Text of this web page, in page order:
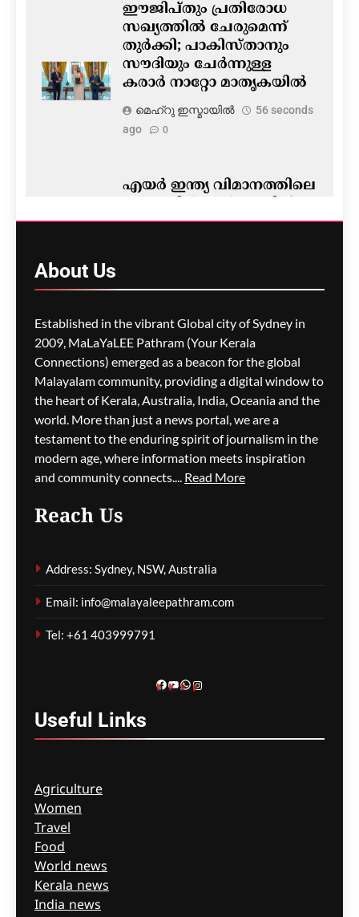
ഈജിപ്തും പ്രതിരോധ
സഖ്യത്തിൽ ചേരുമെന്ന്
തുർക്കി; പാകിസ്താനും
സൗദിയും ചേർന്നുള്ള
കരാർ നാറ്റോ മാതൃകയിൽ
മെഹ്റു ഇസ്മായില്‍
56 seconds
ago
0
എയർ ഇന്ത്യ വിമാനത്തിലെ
പരാജയമോ?
മെഹ്റു ഇസ്മായില്‍
4 minutes
ലോക അണ്ടർ-20
അത്ലറ്റിക്സ്; ഇന്ത്യയ്ക്ക്
മൂന്ന് മെഡലുകൾ
മെഹ്റു ഇസ്മായില്‍
7 minutes
ago
0
ഓട്ടോ ഡ്രൈവർക്ക് ഒരു
ലക്ഷം രൂപ പാരിതോഷികം
ago
About Us
Established in the vibrant Global city of Sydney in
2009, MaLaYaLEE Pathram (Your Kerala
Connections) emerged as a beacon for the global
Malayalam community, providing a digital window to
the heart of Kerala, Australia, India, Oceania and the
world. More than just a news portal, we are a
testament to the enduring spirit of journalism in the
modern age, where information meets inspiration
and community connects.... Read More
Reach Us
Address: Sydney, NSW, Australia
Email: info@malayaleepathram.com
Tel: +61 403999791
Facebook
YouTube
WhatsApp
Instagram
Useful Links
Agriculture
Women
Travel
Food
World news
Kerala news
India news